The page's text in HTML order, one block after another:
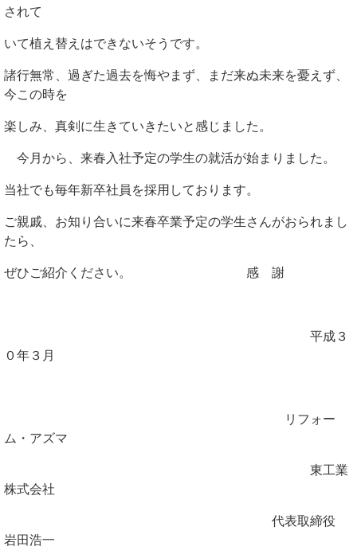
されて
いて植え替えはできないそうです。
諸行無常、過ぎた過去を悔やまず、まだ来ぬ未来を憂えず、
今この時を
楽しみ、真剣に生きていきたいと感じました。
今月から、来春入社予定の学生の就活が始まりました。
当社でも毎年新卒社員を採用しております。
ご親戚、お知り合いに来春卒業予定の学生さんがおられまし
たら、
ぜひご紹介ください。 感 謝
平成３
０年３月
リフォー
ム・アズマ
東工業
株式会社
代表取締役
岩田浩一